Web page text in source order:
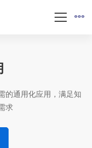
的通用化应用，满足知
求